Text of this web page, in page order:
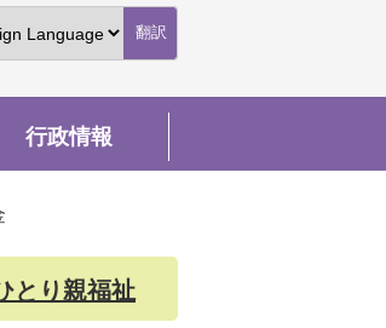
翻訳
行政情報
とり親福祉